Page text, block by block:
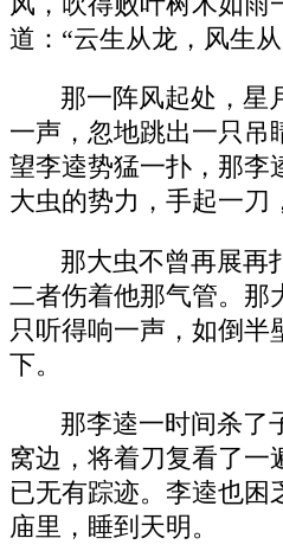
道：“云生从龙，风生
那一阵风起处，星
一声，忽地跳出一只吊
望李逵势猛一扑，那李
大虫的势力，手起一刀
那大虫不曾再展再
二者伤着他那气管。那
只听得响一声，如倒半
下。
那李逵一时间杀了
窝边，将着刀复看了一
已无有踪迹。李逵也困
庙里，睡到天明。